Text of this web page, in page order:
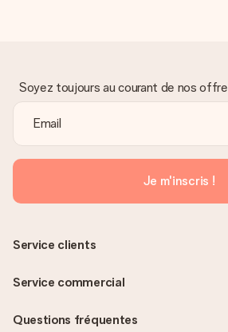
Soyez toujours au courant de nos
Je m'inscris !
Questions fréquentes
Service clients
Service commercial